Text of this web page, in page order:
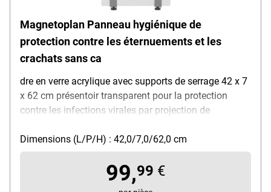
Magnetoplan Panneau hygiénique de
protection contre les éternuements et les
crachats sans ca
dre en verre acrylique avec supports de serrage 42 x 7
x 62 cm présentoir transparent pour la protection
contre les infections virales par projection de
pour : salles de séminaire / postes de travail et
d'enseignement en présentiel / boulangeries /
épiceries et drogueries / services de restauration et de
livraison / stations-service / banques, caractéristiques
Dimensions (L/P/H) : 42,0/7,0/62,0 cm
99,99 €